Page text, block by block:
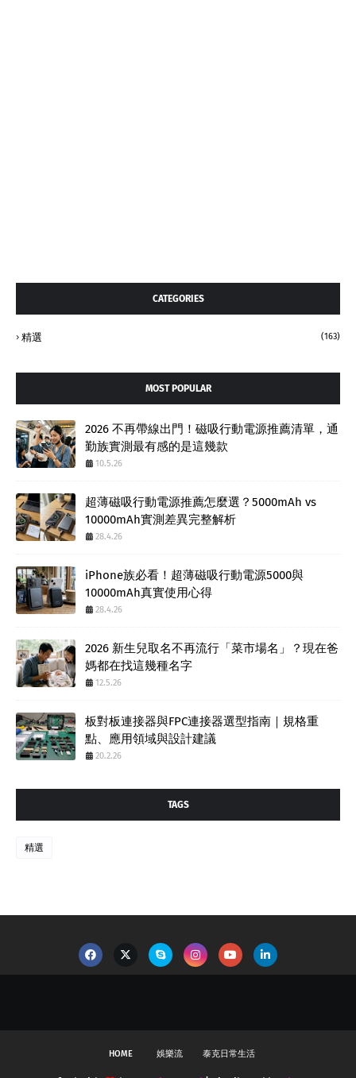
CATEGORIES
精選 (163)
MOST POPULAR
2026 不再帶線出門！磁吸行動電源推薦清單，通
勤族實測最有感的是這幾款
10.5.26
超薄磁吸行動電源推薦怎麼選？5000mAh vs
10000mAh實測差異完整解析
28.4.26
iPhone族必看！超薄磁吸行動電源5000與
10000mAh真實使用心得
28.4.26
2026 新生兒取名不再流行「菜市場名」？現在爸
媽都在找這幾種名字
12.5.26
板對板連接器與FPC連接器選型指南｜規格重
點、應用領域與設計建議
20.2.26
TAGS
精選
HOME 娛樂流 泰克日常生活